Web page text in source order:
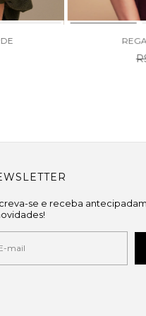
se e receba